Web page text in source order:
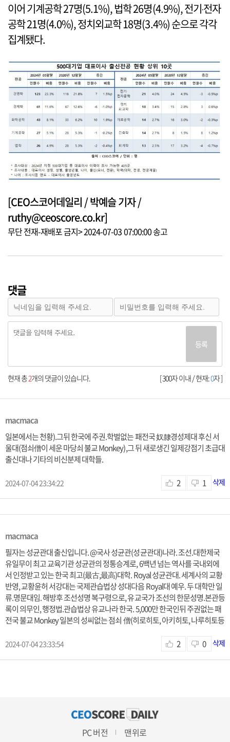
이어 기계공학 27명(5.1%), 법학 26명(4.9%), 전기‧전자
공학 21명(4.0%), 정치외교학 18명(3.4%) 순으로 각각
집계됐다.
[CEO스코어데일리 / 박예슬 기자 /
ruthy@ceoscore.co.kr]
무단 전재-재배포 금지> 2024-07-03 07:00:00 송고
댓글
등록
[ 300자 이내 / 현재:0자 ]
현재 총2개의 댓글이 있습니다.
macmaca
일본에서는 천황).그뒤 한국에 주권.학벌없는 패전국 奴隸경성제대 후신 서
울대(점쇠僧이 세운 마당쇠 불교 Monkey),그 뒤 새로생긴 일제강점기 초급대
출신대나 기타의 비신분제 대학들.
2024-07-04 23:34:22 2 1 삭제
macmaca
필자는 성균관대 출신입니다. @국사 성균관(성균관대)나라. 조선.대한제국
유일무이 최고 교육기관 성균관의 정통승계로, 6백년 넘는 역사를 국내외에
서 인정받고 있는 한국 최고(最古,最高)대학. Royal 성균관대. 세계사의 교황
반영, 교황윤허 서강대는 국제관습법상 성대다음 Royal대 예우. 두 대학만 일
류.명문대임. 해방후 조선성명 복구령으로, 유교국가 조선의 한문성명.본관등
록이 의무인, 행정법.관습법상 유교나라 한국. 5,000만 한국인뒤 주권없는 패
전국 불교 Monkey 일본의 성씨없는 점쇠 僧(히로히토, 아키히토, 나루히토등
2024-07-04 23:33:54 2 0 삭제
PC 버전 맨위로